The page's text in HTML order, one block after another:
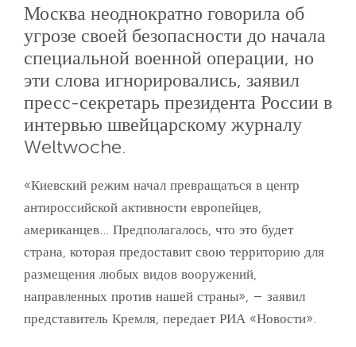
Москва неоднократно говорила об
угрозе своей безопасности до начала
специальной военной операции, но
эти слова игнорировались, заявил
пресс-секретарь президента России в
интервью швейцарскому журналу
Weltwoche.
«Киевский режим начал превращаться в центр
антироссийской активности европейцев,
американцев... Предполагалось, что это будет
страна, которая предоставит свою территорию для
размещения любых видов вооружений,
направленных против нашей страны», – заявил
представитель Кремля, передает РИА «Новости».